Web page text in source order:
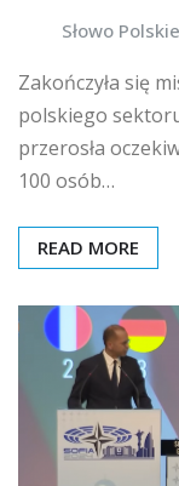
Słowo Polskie
Zakończyła się
polskiego
przerosła
100 osób…
READ MORE